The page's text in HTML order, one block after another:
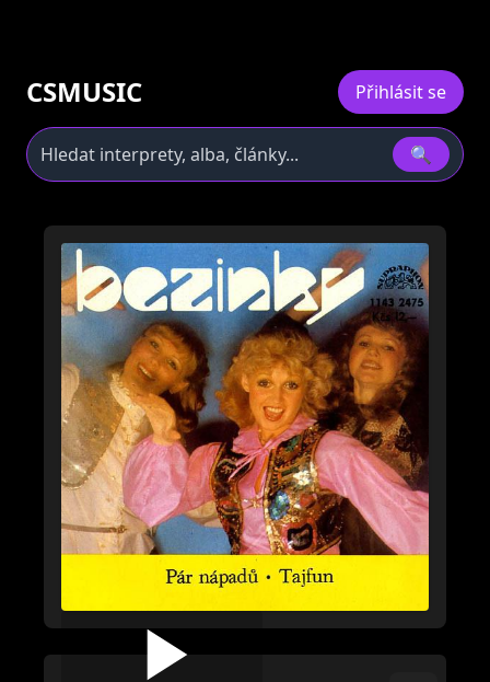
CSMUSIC Přihlásit se
🔍